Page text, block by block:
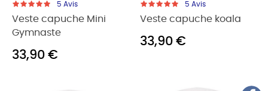
5 Avis
Veste capuche Mini
Gymnaste
33,90 €
5 Avis
Veste capuche koala
33,90 €